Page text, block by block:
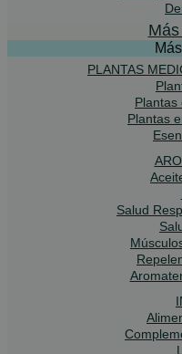
PLANTAS
Plantas
Plantas
Salud